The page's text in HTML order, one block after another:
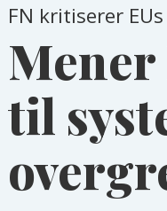
FN kritiserer
til